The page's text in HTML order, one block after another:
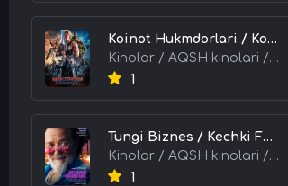
Koinot Hukmdorlari / Koinot Himoyachilari / Koinot Egalari 2026 HD Uzbek tilida tas-ix tarjima kino skachat
Kinolar / AQSH kinolari / Tarjima kinolar
1
Tungi Biznes / Kechki Faoliyat / Tijorat 2026 HD Uzbek tilida Tarjima kino skachat tas-ix
Kinolar / AQSH kinolari / Tarjima kinolar
1